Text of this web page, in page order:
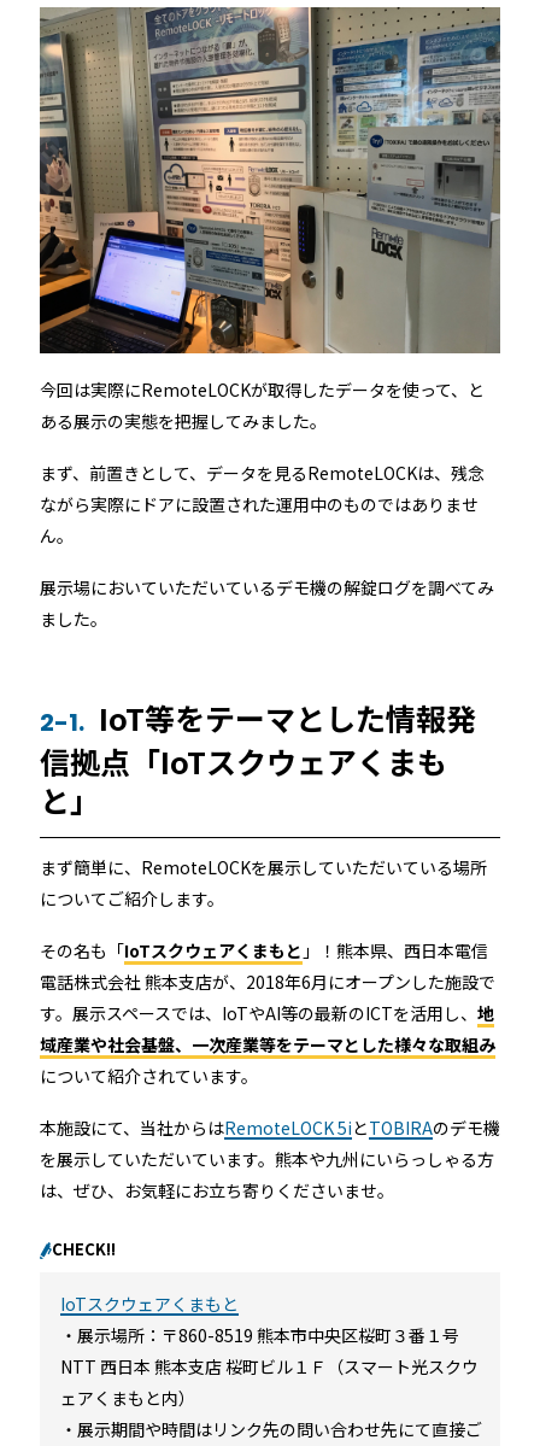
今回は実際にRemoteLOCKが取得したデータを使って、と
ある展示の実態を把握してみました。
まず、前置きとして、データを見るRemoteLOCKは、残念
ながら実際にドアに設置された運用中のものではありませ
ん。
展示場においていただいているデモ機の解錠ログを調べてみ
ました。
2-1. IoT等をテーマとした情報発
信拠点「IoTスクウェアくまも
と」
まず簡単に、RemoteLOCKを展示していただいている場所
についてご紹介します。
その名も「IoTスクウェアくまもと 」！熊本県、西日本電信
電話株式会社 熊本支店が、2018年6月にオープンした施設で
す。展示スペースでは、IoTやAI等の最新のICTを活用し、 地
域産業や社会基盤、一次産業等をテーマとした様々な取組み
について紹介されています。
本施設にて、当社からはRemoteLOCK 5iとTOBIRAのデモ機
を展示していただいています。熊本や九州にいらっしゃる方
は、ぜひ、お気軽にお立ち寄りくださいませ。
CHECK!!
IoTスクウェアくまもと
・展示場所：〒860-8519 熊本市中央区桜町３番１号
NTT 西日本 熊本支店 桜町ビル１Ｆ（スマート光スクウ
ェアくまもと内）
・展示期間や時間はリンク先の問い合わせ先にて直接ご
運用イメージ
九州
沖縄
施工会社様向け資料